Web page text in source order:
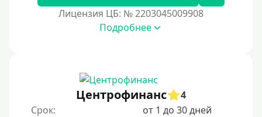
35000 руб
80000 руб
Лицензия ЦБ: № 2203045009908
Подробнее
Центрофинанс
4
Срок:
от 1 до 30 дней